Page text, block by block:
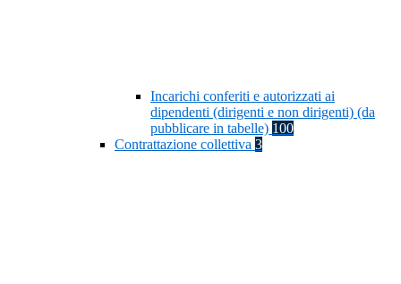
Incarichi conferiti e autorizzati ai
dipendenti (dirigenti e non dirigenti) (da
pubblicare in tabelle) 100
Contrattazione collettiva 3